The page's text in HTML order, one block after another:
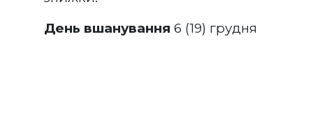
День вшанування 6 (19) грудня